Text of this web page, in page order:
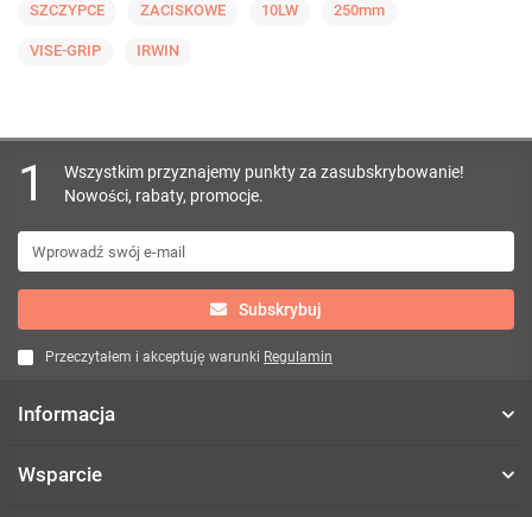
SZCZYPCE ZACISKOWE 10LW 250mm
VISE-GRIP IRWIN
1
Wszystkim przyznajemy punkty za zasubskrybowanie!
Nowości, rabaty, promocje.
Subskrybuj
Przeczytałem i akceptuję warunki Regulamin
Informacja
Wsparcie